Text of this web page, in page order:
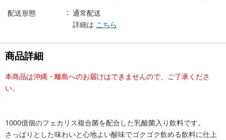
配送形態
通常配送
詳細は こちら
商品詳細
本商品は沖縄・離島へのお届けはできませんので、ご了承くださ
い。
1000億個のフェカリス複合菌を配合した乳酸菌入り飲料です。
さっぱりとした味わいと心地よい酸味でゴクゴク飲める飲料に仕上